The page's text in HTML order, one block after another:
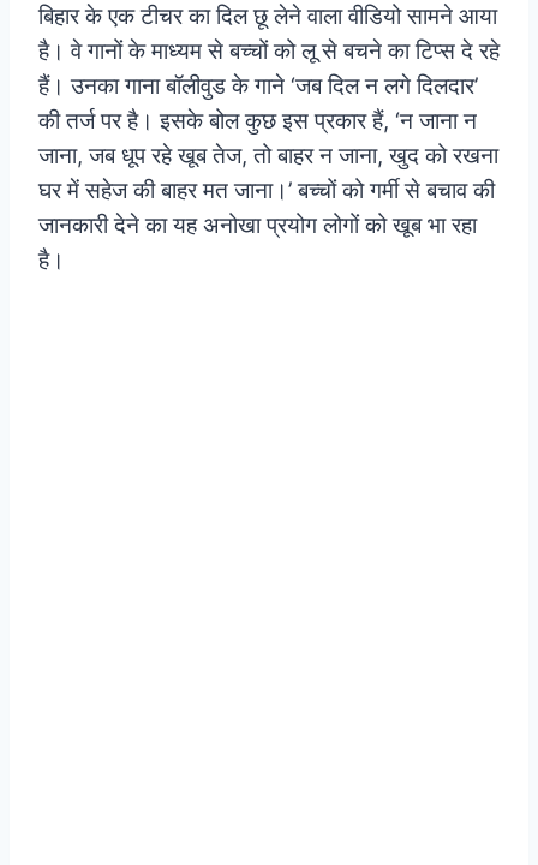
बिहार के एक टीचर का दिल छू लेने वाला वीडियो सामने आया
है। वे गानों के माध्यम से बच्चों को लू से बचने का टिप्स दे रहे
हैं। उनका गाना बॉलीवुड के गाने ‘जब दिल न लगे दिलदार’
की तर्ज पर है। इसके बोल कुछ इस प्रकार हैं, ‘न जाना न
जाना, जब धूप रहे खूब तेज, तो बाहर न जाना, खुद को रखना
घर में सहेज की बाहर मत जाना।’ बच्चों को गर्मी से बचाव की
जानकारी देने का यह अनोखा प्रयोग लोगों को खूब भा रहा
है।